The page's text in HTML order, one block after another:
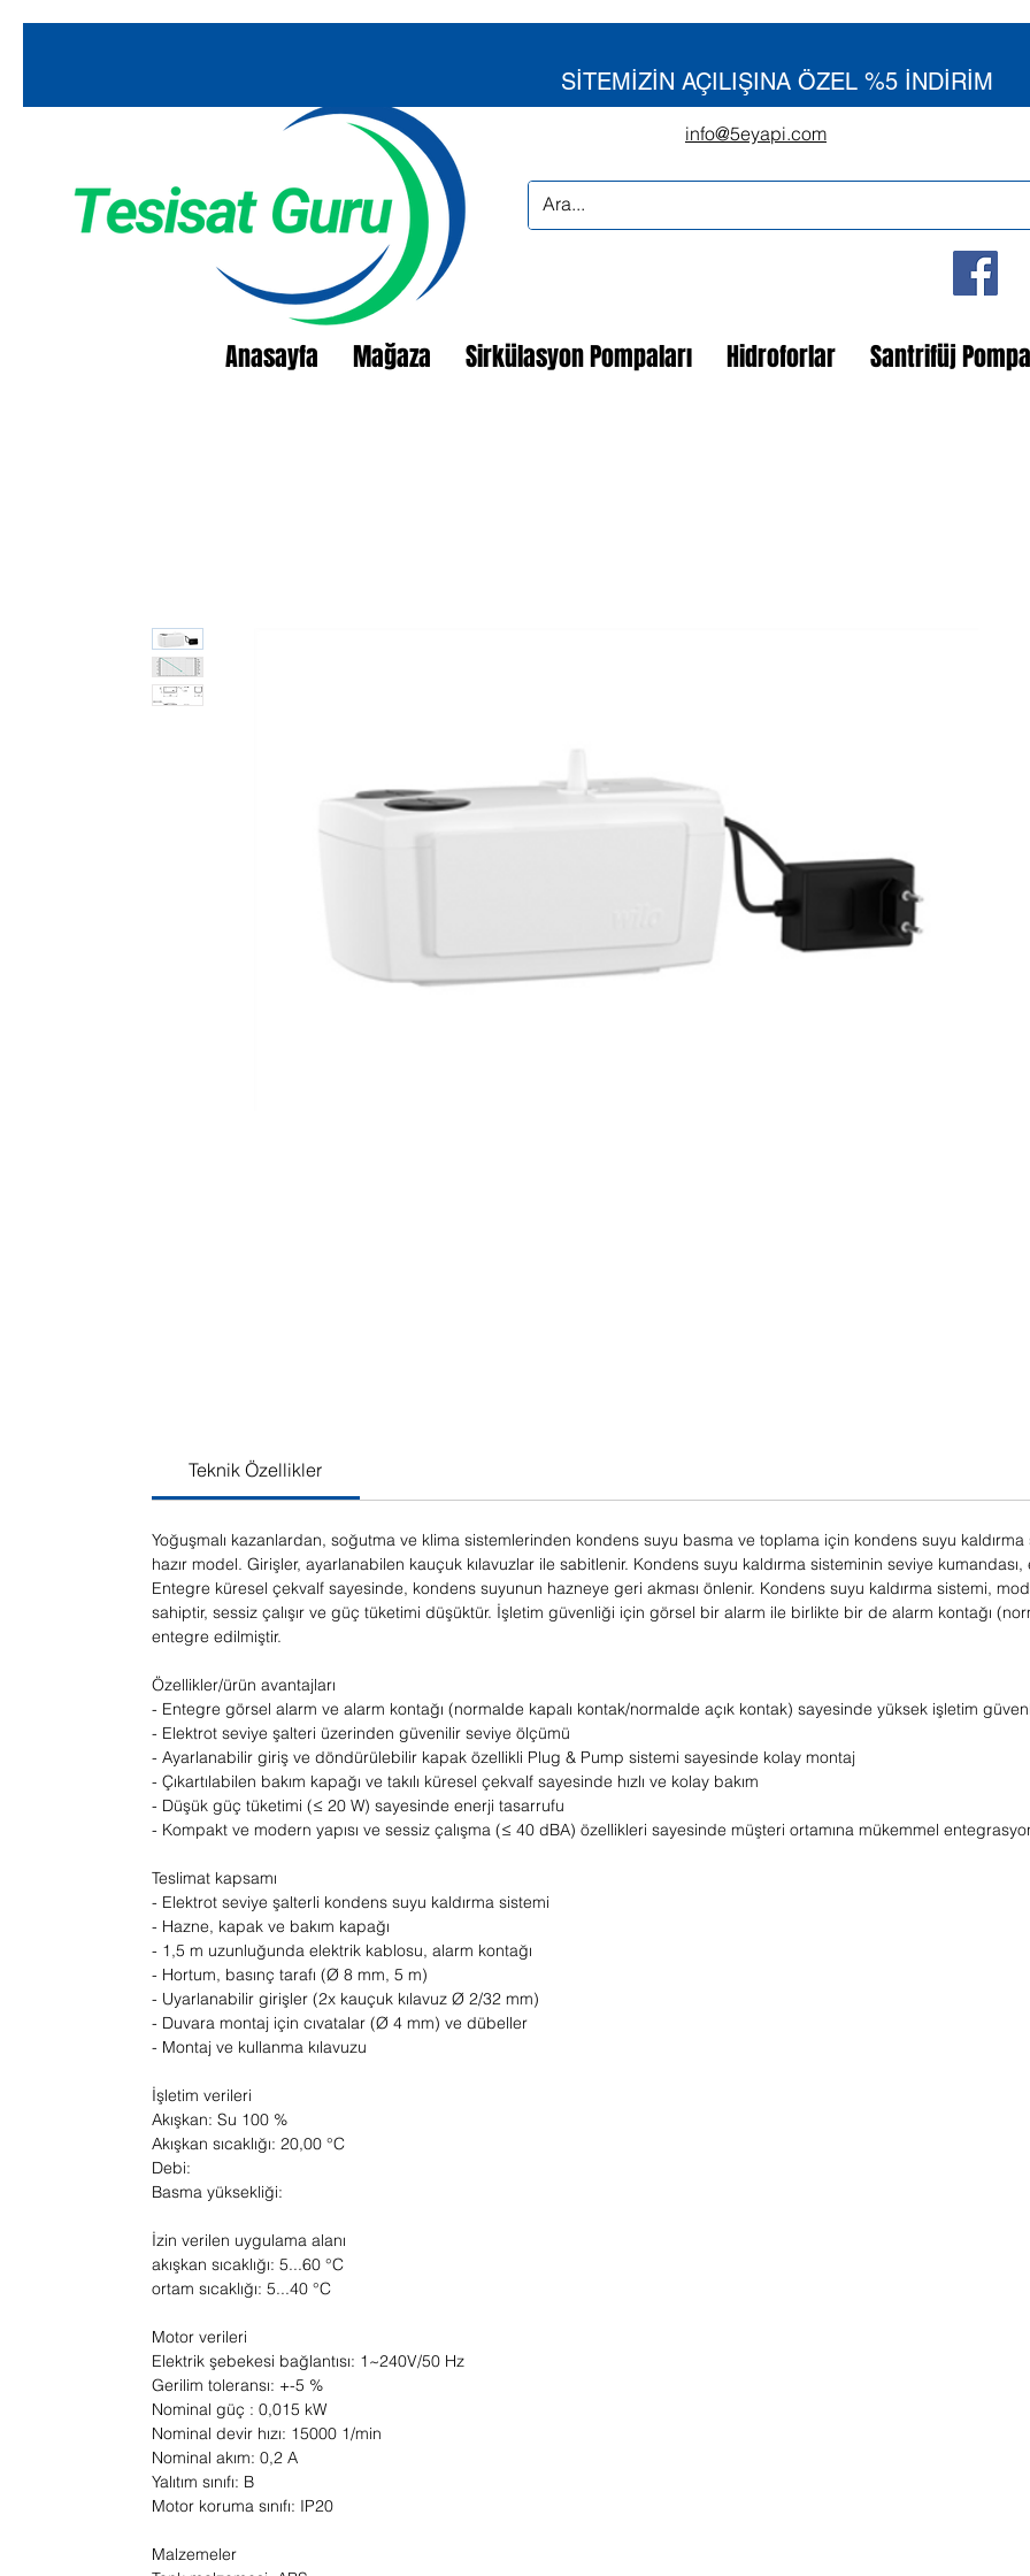
SİTEMİZİN AÇILIŞINA ÖZEL %5 İNDİRİM
Anasayfa Mağaza Sirkülasyon Pompaları Hidroforlar Santrifüj Pompa
info@5eyapi.com
Teknik Özellikler
Yoğuşmalı kazanlardan, soğutma ve klima sistemlerinden kondens suyu basma ve toplama için kondens suyu
hazır model. Girişler, ayarlanabilen kauçuk kılavuzlar ile sabitlenir. Kondens suyu kaldırma sisteminin seviye
Entegre küresel çekvalf sayesinde, kondens suyunun hazneye geri akması önlenir. Kondens suyu kaldırma sistemi,
sahiptir, sessiz çalışır ve güç tüketimi düşüktür. İşletim güvenliği için görsel bir alarm ile birlikte bir de alarm kontağı
entegre edilmiştir.
Özellikler/ürün avantajları
- Entegre görsel alarm ve alarm kontağı (normalde kapalı kontak/normalde açık kontak) sayesinde yüksek işletim
- Elektrot seviye şalteri üzerinden güvenilir seviye ölçümü
- Ayarlanabilir giriş ve döndürülebilir kapak özellikli Plug & Pump sistemi sayesinde kolay montaj
- Çıkartılabilen bakım kapağı ve takılı küresel çekvalf sayesinde hızlı ve kolay bakım
- Düşük güç tüketimi (≤ 20 W) sayesinde enerji tasarrufu
- Kompakt ve modern yapısı ve sessiz çalışma (≤ 40 dBA) özellikleri sayesinde müşteri ortamına mükemmel
Teslimat kapsamı
- Elektrot seviye şalterli kondens suyu kaldırma sistemi
- Hazne, kapak ve bakım kapağı
- 1,5 m uzunluğunda elektrik kablosu, alarm kontağı
- Hortum, basınç tarafı (Ø 8 mm, 5 m)
- Uyarlanabilir girişler (2x kauçuk kılavuz Ø 2/32 mm)
- Duvara montaj için cıvatalar (Ø 4 mm) ve dübeller
- Montaj ve kullanma kılavuzu
İşletim verileri
Akışkan: Su 100 %
Akışkan sıcaklığı: 20,00 °C
Debi:
Basma yüksekliği:
İzin verilen uygulama alanı
akışkan sıcaklığı: 5...60 °C
ortam sıcaklığı: 5...40 °C
Motor verileri
Elektrik şebekesi bağlantısı: 1~240V/50 Hz
Gerilim toleransı: +-5 %
Nominal güç : 0,015 kW
Nominal devir hızı: 15000 1/min
Nominal akım: 0,2 A
Yalıtım sınıfı: B
Motor koruma sınıfı: IP20
Malzemeler